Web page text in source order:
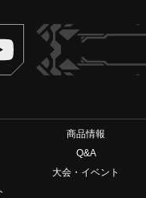
ヴァンガードch
商品情報
Q&A
大会・イベント